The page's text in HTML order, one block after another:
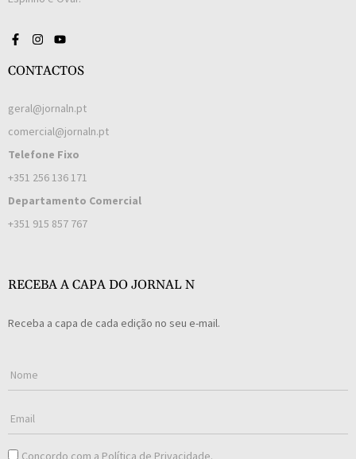
CONTACTOS
geral@jornaln.pt
comercial@jornaln.pt
Telefone Fixo
+351 256 136 171
Departamento Comercial
+351 915 857 767
RECEBA A CAPA DO JORNAL N
Receba a capa de cada edição no seu e-mail.